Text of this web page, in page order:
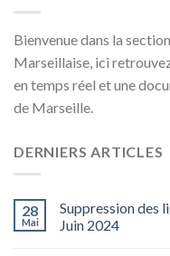
Bienvenue dans la
Marseillaise, ici
en temps réel et une
de Marseille.
DERNIERS ARTICLES
28
Mai
Suppression des
Juin 2024